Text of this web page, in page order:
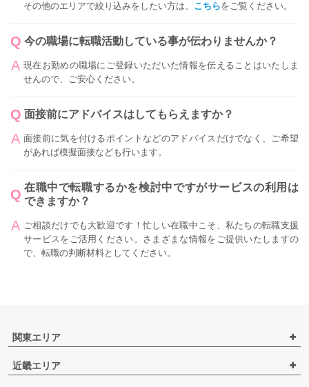
その他のエリアで絞り込みをしたい方は、 こちらをご覧ください。
今の職場に転職活動している事が伝わりませんか？
現在お勤めの職場にご登録いただいた情報を伝えることはいたしま
せんので、ご安心ください。
面接前にアドバイスはしてもらえますか？
面接前に気を付けるポイントなどのアドバイスだけでなく、ご希望
があれば模擬面接なども行います。
在職中で転職するかを検討中ですがサービスの利用は
できますか？
ご相談だけでも大歓迎です！忙しい在職中こそ、私たちの転職支援
サービスをご活用ください。さまざまな情報をご提供いたしますの
で、転職の判断材料としてください。
関東エリア
近畿エリア